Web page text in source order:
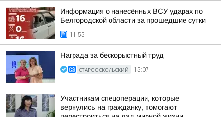
Информация о нанесённых ВСУ ударах по
Белгородской области за прошедшие сутки
11:55
Награда за бескорыстный труд
СТАРООСКОЛЬСКИЙ 15:07
Участникам спецоперации, которые
вернулись на гражданку, помогают